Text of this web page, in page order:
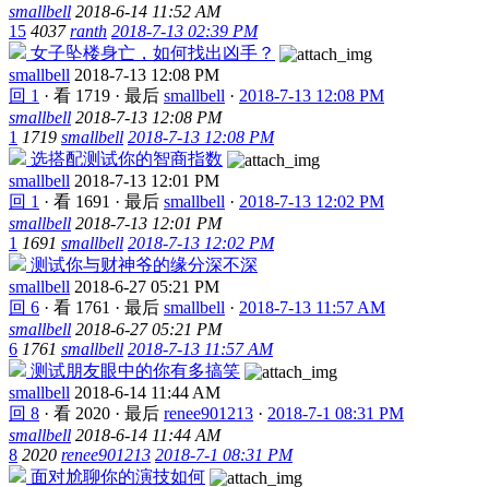
smallbell 2018-6-14 11:52 AM
15 4037 ranth 2018-7-13 02:39 PM
女子坠楼身亡，如何找出凶手？
smallbell 2018-7-13 12:08 PM
回 1 · 看 1719 · 最后 smallbell · 2018-7-13 12:08 PM
smallbell 2018-7-13 12:08 PM
1 1719 smallbell 2018-7-13 12:08 PM
选搭配测试你的智商指数
smallbell 2018-7-13 12:01 PM
回 1 · 看 1691 · 最后 smallbell · 2018-7-13 12:02 PM
smallbell 2018-7-13 12:01 PM
1 1691 smallbell 2018-7-13 12:02 PM
测试你与财神爷的缘分深不深
smallbell 2018-6-27 05:21 PM
回 6 · 看 1761 · 最后 smallbell · 2018-7-13 11:57 AM
smallbell 2018-6-27 05:21 PM
6 1761 smallbell 2018-7-13 11:57 AM
测试朋友眼中的你有多搞笑
smallbell 2018-6-14 11:44 AM
回 8 · 看 2020 · 最后 renee901213 · 2018-7-1 08:31 PM
smallbell 2018-6-14 11:44 AM
8 2020 renee901213 2018-7-1 08:31 PM
面对尬聊你的演技如何